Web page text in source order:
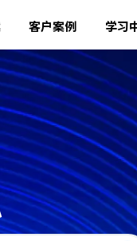
客户案例 学习